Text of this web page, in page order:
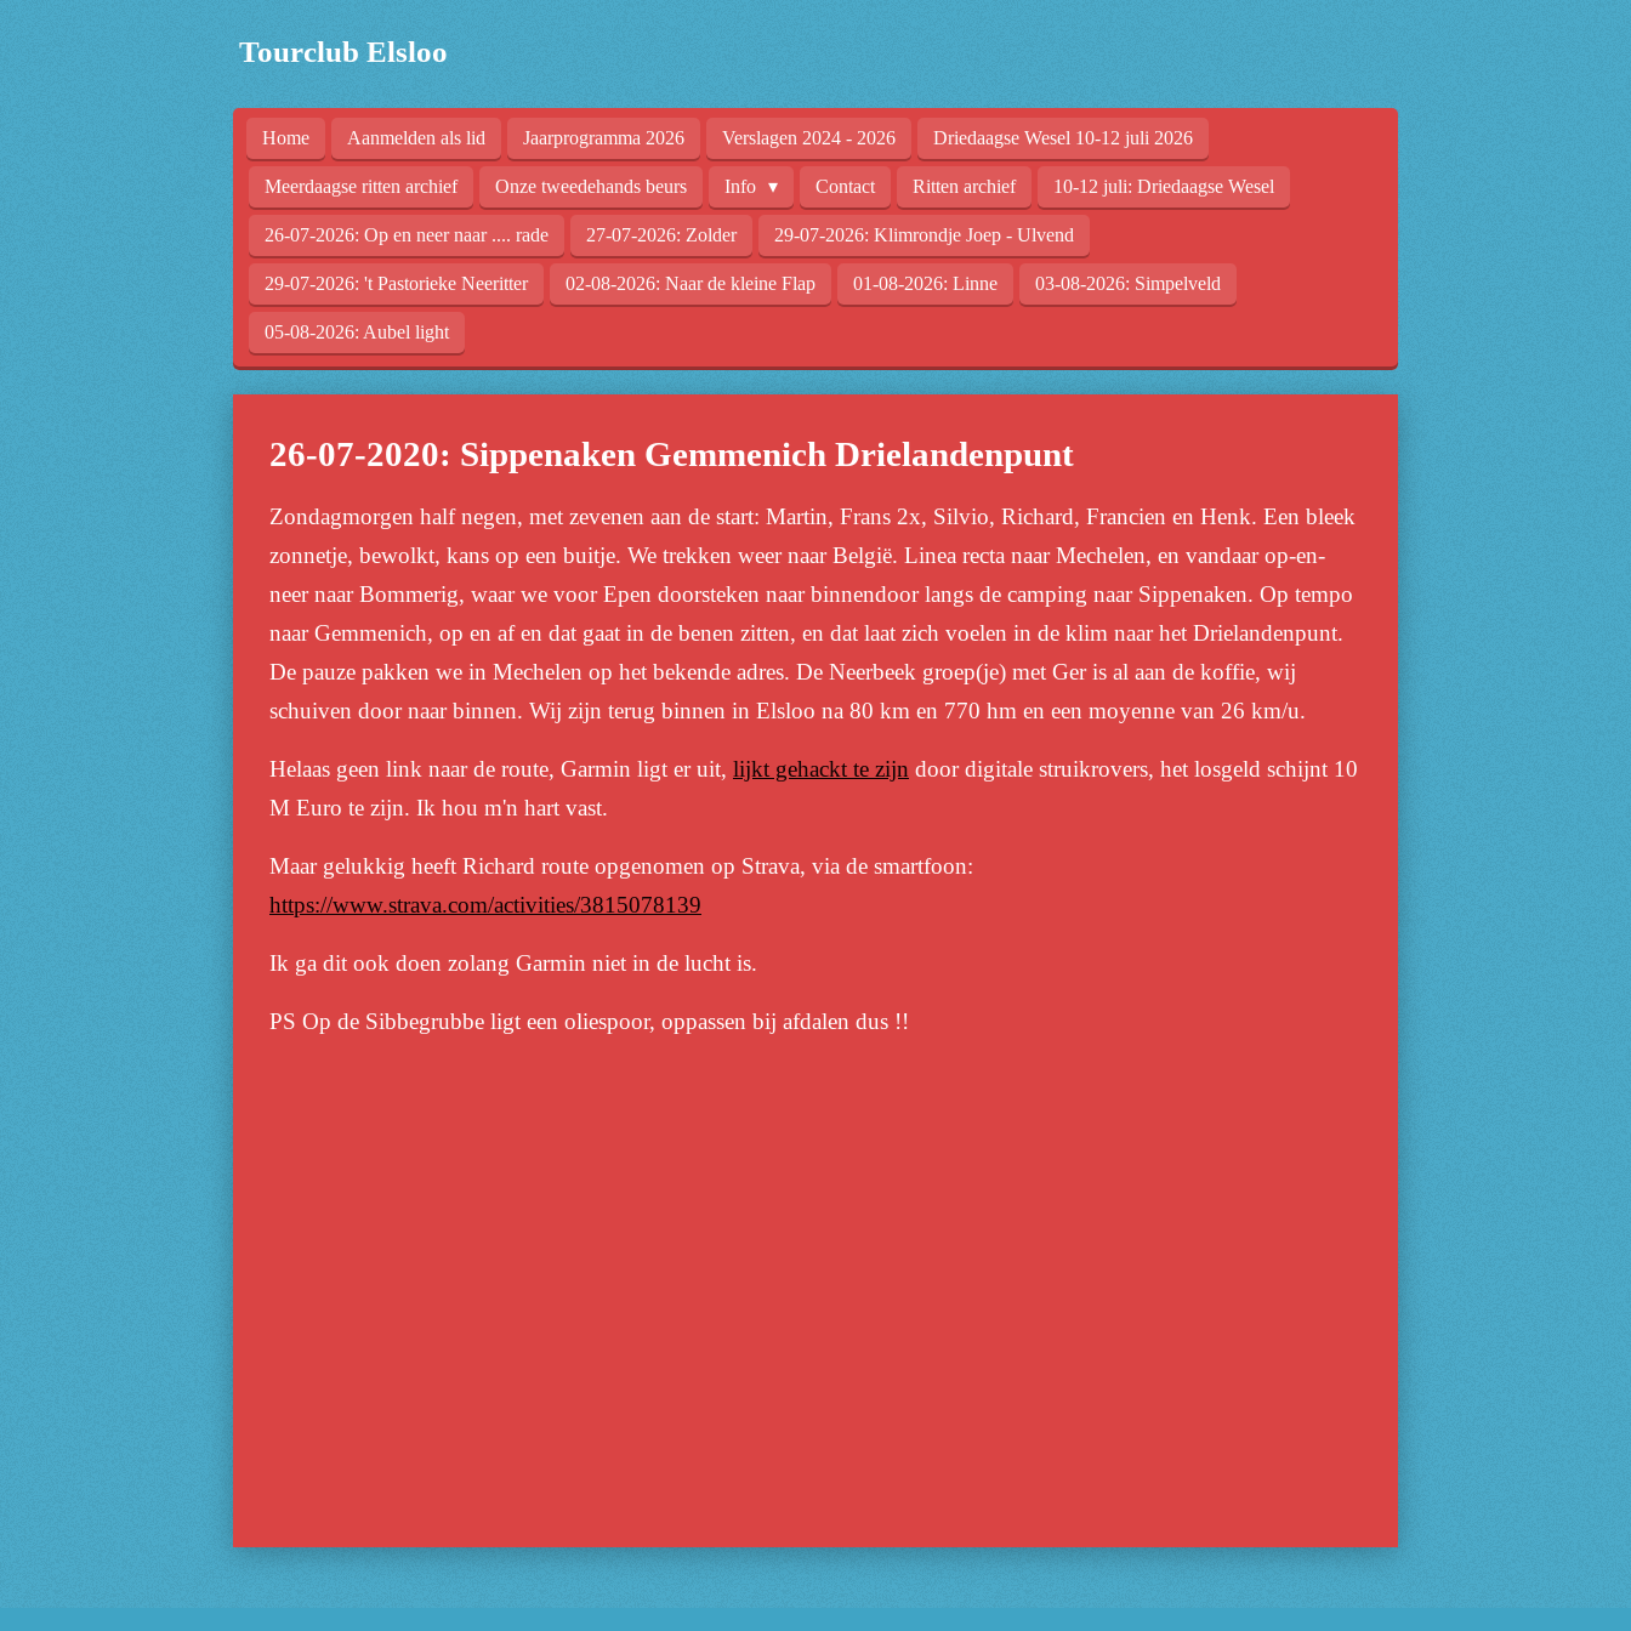
Tourclub Elsloo
Home Aanmelden als lid Jaarprogramma 2026 Verslagen 2024 - 2026 Driedaagse Wesel 10-12 juli 2026
Meerdaagse ritten archief Onze tweedehands beurs Info Contact Ritten archief 10-12 juli: Driedaagse Wesel
26-07-2026: Op en neer naar .... rade 27-07-2026: Zolder 29-07-2026: Klimrondje Joep - Ulvend
29-07-2026: 't Pastorieke Neeritter 02-08-2026: Naar de kleine Flap 01-08-2026: Linne 03-08-2026: Simpelveld
05-08-2026: Aubel light
26-07-2020: Sippenaken Gemmenich Drielandenpunt
Zondagmorgen half negen, met zevenen aan de start: Martin, Frans 2x, Silvio, Richard, Francien en Henk. Een bleek
zonnetje, bewolkt, kans op een buitje. We trekken weer naar België. Linea recta naar Mechelen, en vandaar op-en-
neer naar Bommerig, waar we voor Epen doorsteken naar binnendoor langs de camping naar Sippenaken. Op tempo
naar Gemmenich, op en af en dat gaat in de benen zitten, en dat laat zich voelen in de klim naar het Drielandenpunt.
De pauze pakken we in Mechelen op het bekende adres. De Neerbeek groep(je) met Ger is al aan de koffie, wij
schuiven door naar binnen. Wij zijn terug binnen in Elsloo na 80 km en 770 hm en een moyenne van 26 km/u.
Helaas geen link naar de route, Garmin ligt er uit, lijkt gehackt te zijn door digitale struikrovers, het losgeld schijnt 10
M Euro te zijn. Ik hou m'n hart vast.
Maar gelukkig heeft Richard route opgenomen op Strava, via de smartfoon:
https://www.strava.com/activities/3815078139
Ik ga dit ook doen zolang Garmin niet in de lucht is.
PS Op de Sibbegrubbe ligt een oliespoor, oppassen bij afdalen dus !!